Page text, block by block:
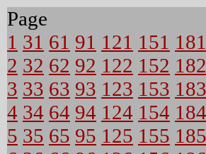
Page
1 31 61 91 121 151 181
2 32 62 92 122 152 182
3 33 63 93 123 153 183
4 34 64 94 124 154 184
5 35 65 95 125 155 185